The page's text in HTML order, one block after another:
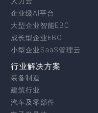
企业级AI平台
大型企业智能EBC
成长型企业EBC
小型企业SaaS管理云
行业解决方案
装备制造
建筑行业
汽车及零部件